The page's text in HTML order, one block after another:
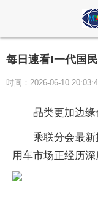
每日速看!一代国
时间：2026-06-10
品类更加边缘
乘联分会最
用车市场正经历深